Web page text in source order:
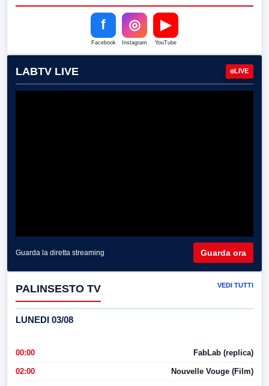
f
Facebook
◎
Instagram
▶
YouTube
LABTV LIVE LIVE
Guarda la diretta streaming Guarda ora
PALINSESTO TV VEDI TUTTI
LUNEDI 03/08
00:00 FabLab (replica)
02:00 Nouvelle Vouge (Film)